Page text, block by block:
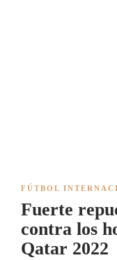
FÚTBOL
Fuerte
contra los
Qatar 2022